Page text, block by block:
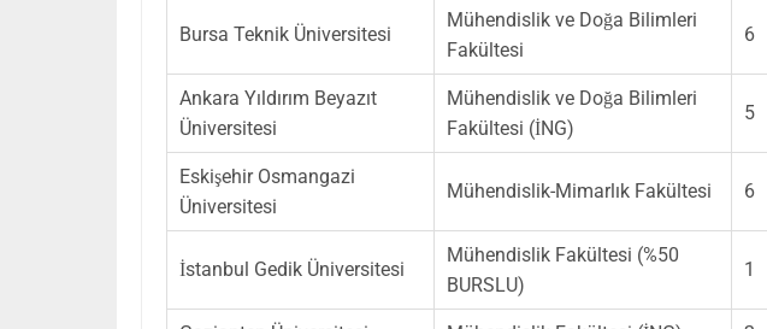
Bursa Teknik Üniversitesi
Mühendislik ve Doğa Bilimleri
Fakültesi
6
Ankara Yıldırım Beyazıt
Üniversitesi
Mühendislik ve Doğa Bilimleri
Fakültesi (İNG)
5
Eskişehir Osmangazi
Üniversitesi
Mühendislik-Mimarlık Fakültesi 6
İstanbul Gedik Üniversitesi
Mühendislik Fakültesi (%50
BURSLU)
1